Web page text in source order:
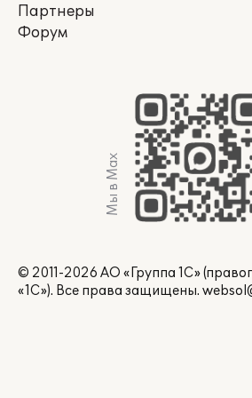
Партнеры
Форум
Мы в Max
© 2011-2026 АО «Группа 1С»
«1С»). Все права защищены.